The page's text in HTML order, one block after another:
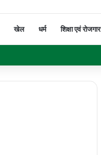
खेल धर्म शिक्षा एवं रोजगार